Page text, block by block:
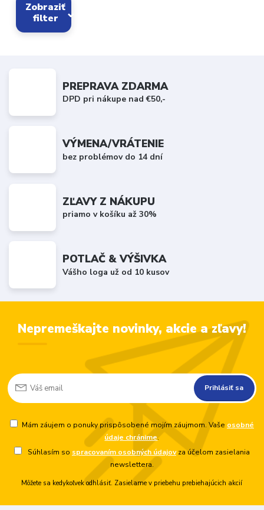
Zobraziť
filter
PREPRAVA ZDARMA
DPD pri nákupe nad €50,-
VÝMENA/VRÁTENIE
bez problémov do 14 dní
ZĽAVY Z NÁKUPU
priamo v košíku až 30%
POTLAČ & VÝŠIVKA
Vášho loga už od 10 kusov
Nepremeškajte novinky, akcie a zľavy!
Prihlásiť sa
Mám záujem o ponuky prispôsobené mojím záujmom. Vaše osobné
údaje chránime.
Súhlasím so spracovaním osobných údajovza účelom zasielania
newslettera.
Môžete sa kedykoľvek odhlásiť. Zasielame v priebehu prebiehajúcich akcií